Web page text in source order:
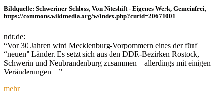
Bildquelle: Schweriner Schloss, Von Niteshift - Eigenes Werk, Gemeinfrei,
https://commons.wikimedia.org/w/index.php?curid=20671001
ndr.de:
“Vor 30 Jahren wird Mecklenburg-Vorpommern eines der fünf
“neuen” Länder. Es setzt sich aus den DDR-Bezirken Rostock,
Schwerin und Neubrandenburg zusammen – allerdings mit einigen
Veränderungen…”
mehr